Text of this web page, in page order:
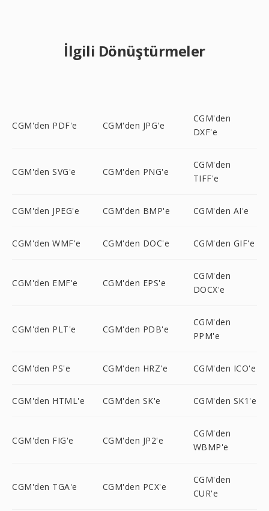
İlgili Dönüştürmeler
CGM'den PDF'e CGM'den JPG'e
CGM'den
DXF'e
CGM'den SVG'e CGM'den PNG'e
CGM'den
TIFF'e
CGM'den JPEG'e CGM'den BMP'e CGM'den AI'e
CGM'den WMF'e CGM'den DOC'e CGM'den GIF'e
CGM'den EMF'e CGM'den EPS'e
CGM'den
DOCX'e
CGM'den PLT'e CGM'den PDB'e
CGM'den
PPM'e
CGM'den PS'e CGM'den HRZ'e CGM'den ICO'e
CGM'den HTML'e CGM'den SK'e CGM'den SK1'e
CGM'den FIG'e CGM'den JP2'e
CGM'den
WBMP'e
CGM'den TGA'e CGM'den PCX'e
CGM'den
CUR'e